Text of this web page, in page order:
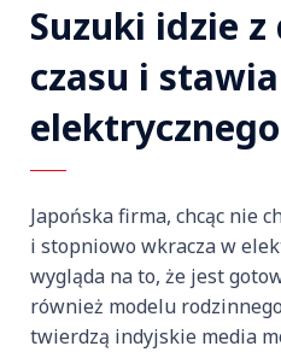
Suzuki idzie z
czasu i
elektrycznego
Japońska firma, chcąc nie
i stopniowo wkracza w
wygląda na to, że jest
również modelu
twierdzą indyjskie media